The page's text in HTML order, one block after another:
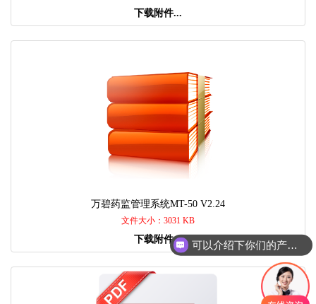
下载附件...
万碧药监管理系统MT-50 V2.24
文件大小：3031 KB
下载附件... 可以介绍下你们的产品么